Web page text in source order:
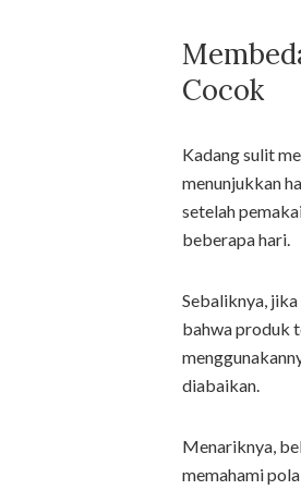
Cocok
Kadang sulit
menunjukkan
setelah
beberapa hari.
Sebaliknya,
bahwa produk
diabaikan.
Menariknya,
memahami